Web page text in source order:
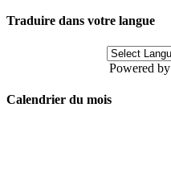
Traduire dans votre langue
Powered by
Calendrier du mois